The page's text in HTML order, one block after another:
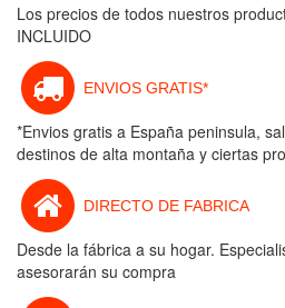
Los precios de todos nuestros
INCLUIDO
ENVIOS GRATIS*
*Envios gratis a España peninsula,
destinos de alta montaña y ciertas
DIRECTO DE FABRICA
Desde la fábrica a su hogar.
asesorarán su compra